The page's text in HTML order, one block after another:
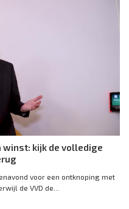
winst: kijk de volledige
voor een ontknoping met
de VVD de...